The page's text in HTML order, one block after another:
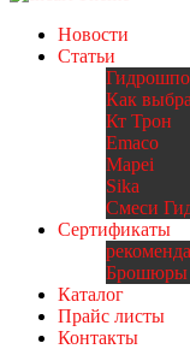
Новости
Статьи
Как
Кт Трон
Emaco
Mapei
Sika
Смеси
Сертификаты
Брошюры
Каталог
Прайс листы
Контакты